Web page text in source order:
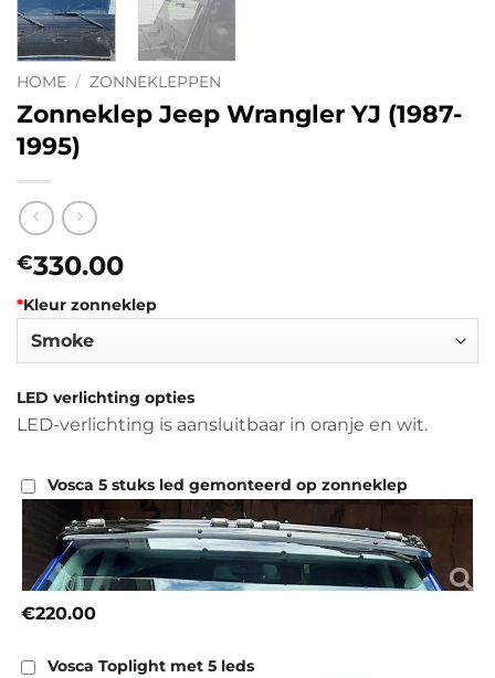
HOME / ZONNEKLEPPEN
Zonneklep Jeep Wrangler YJ (1987-
1995)
€330.00
*Kleur zonneklep
LED verlichting opties
LED-verlichting is aansluitbaar in oranje en wit.
Vosca 5 stuks led gemonteerd op zonneklep
€220.00
Vosca Toplight met 5 leds